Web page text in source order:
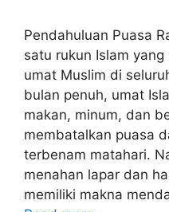
Pendahuluan Puasa
satu rukun Islam
umat Muslim di
bulan penuh, umat
makan, minum, dan
membatalkan puasa
terbenam matahari.
menahan lapar dan
memiliki makna